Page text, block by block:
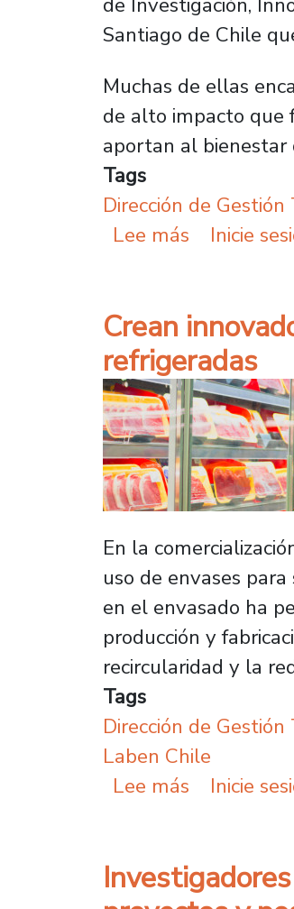
Santiago de Chile
Muchas de ellas
de alto impacto que
aportan al bienestar
Tags
Dirección de Gestión
Lee más sobre
Inicie
Crean
refrigeradas
En la
uso de envases
en el envasado ha
producción y
recircularidad y la
Tags
Dirección de Gestión
Laben Chile
Lee más sobre
Inicie